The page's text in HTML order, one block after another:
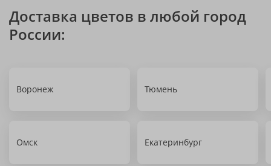
Доставка цветов в любой город
России:
Воронеж Тюмень
Омск Екатеринбург